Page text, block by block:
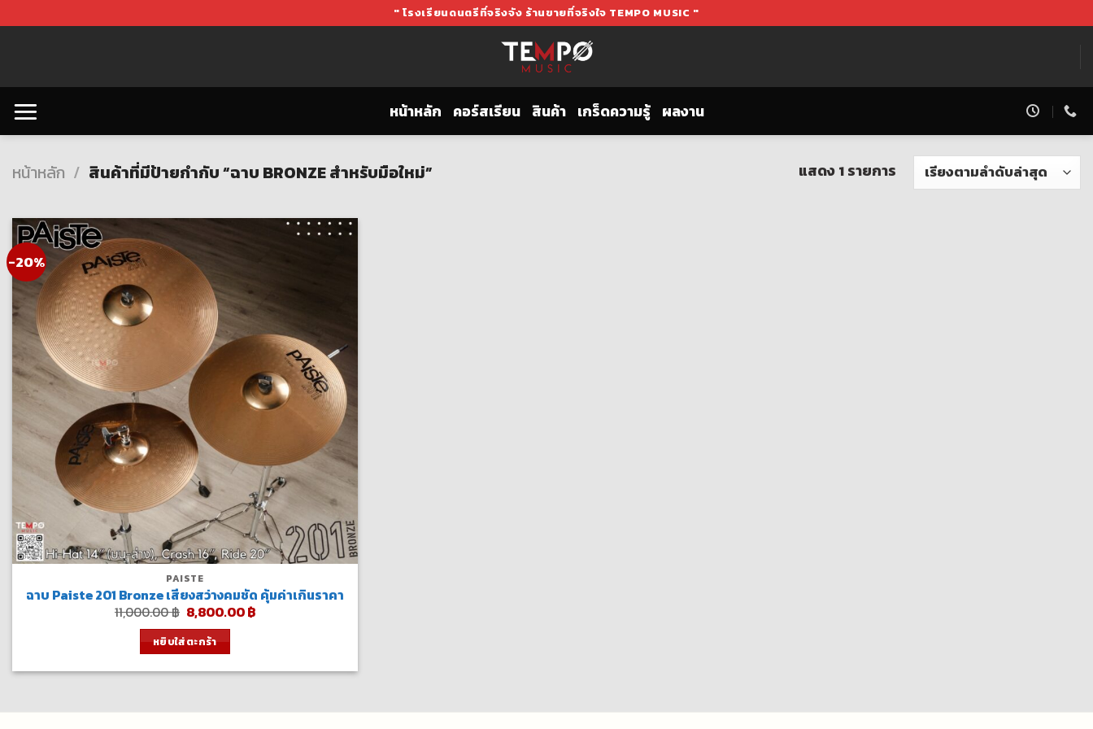
to
" โรงเรียนดนตรีที่จริงจัง ร้านขายที่จริงใจ TEMPO MUSIC "
หน้าหลัก คอร์สเรียน สินค้า เกร็ดความรู้ ผลงาน
หน้าหลัก / สินค้าที่มีป้ายกำกับ “ฉาบ BRONZE สำหรับมือใหม่” แสดง 1 รายการ
-20%
PAISTE
ฉาบ Paiste 201 Bronze เสียงสว่างคมชัด คุ้มค่าเกินราคา
11,000.00฿ Original
price
was:
11,000.00 ฿.
8,800.00฿Current
หยิบใส่ตะกร้า